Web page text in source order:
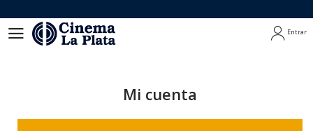
Entrar
Mi cuenta